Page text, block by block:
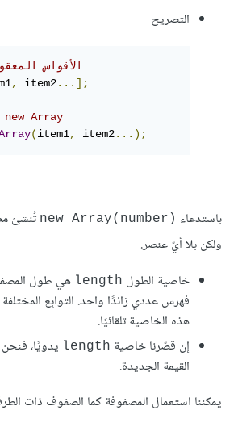
التصريح
// الأقواس
, item2...];
// ‫new Array (نادرة جدًا)
(item1, item2...);
باستدعاء new Array(number)‎ تُنشئ
ولكن بلا أيّ عنصر.
خاصية الطول length هي طول
فهرس عددي زائدًا واحد. التوابِع
هذه الخاصية تلقائيًا.
إن قصّرنا خاصية length يدويًا،
القيمة الجديدة.
يمكننا استعمال المصفوفة كما الصفوف ذات